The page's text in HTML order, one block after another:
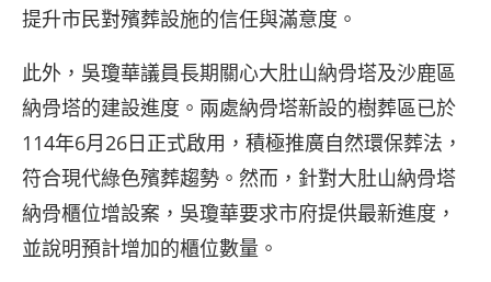
提升市民對殯葬設施的信任與滿意度。
此外，吳瓊華議員長期關心大肚山納骨塔及沙鹿區
納骨塔的建設進度。兩處納骨塔新設的樹葬區已於
114年6月26日正式啟用，積極推廣自然環保葬法，
符合現代綠色殯葬趨勢。然而，針對大肚山納骨塔
納骨櫃位增設案，吳瓊華要求市府提供最新進度，
並說明預計增加的櫃位數量。